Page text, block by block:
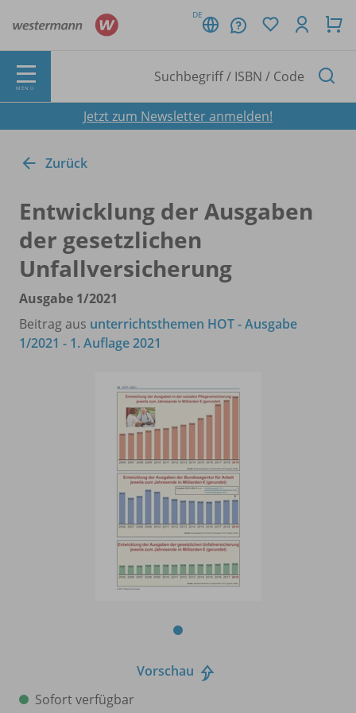
DE
MENÜ
Jetzt zum Newsletter anmelden!
Zurück
Entwicklung der Ausgaben
der gesetzlichen
Unfallversicherung
Ausgabe 1/2021
Beitrag aus unterrichtsthemen HOT - Ausgabe
1/2021 - 1. Auflage 2021
Vorschau
Sofort verfügbar